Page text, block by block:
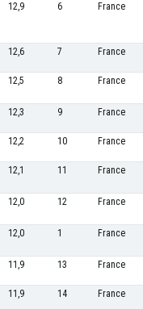
12,9 6 France
12,6 7 France
12,5 8 France
12,3 9 France
12,2 10 France
12,1 11 France
12,0 12 France
12,0 1 France
11,9 13 France
11,9 14 France